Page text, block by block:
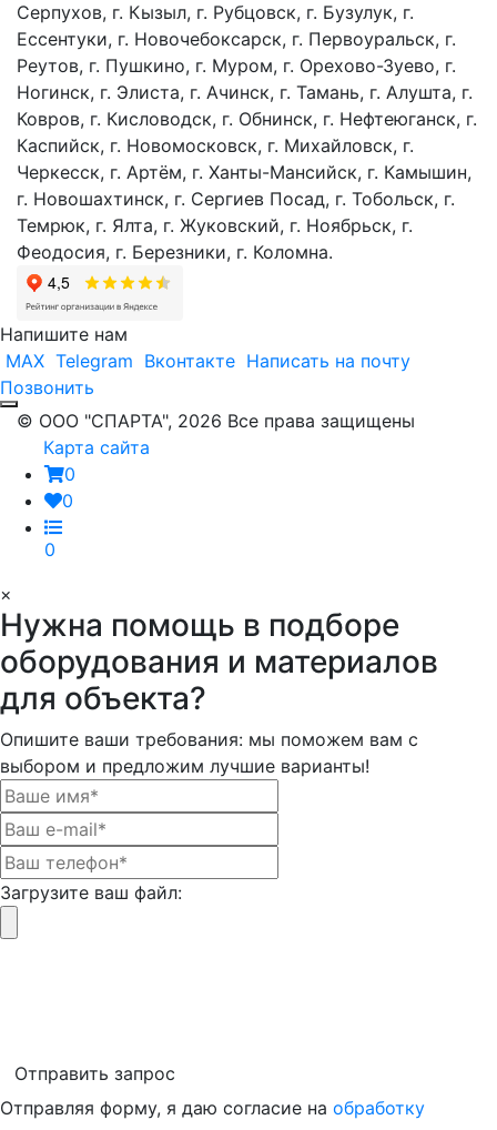
Серпухов, г. Кызыл, г. Рубцовск, г. Бузулук, г.
Ессентуки, г. Новочебоксарск, г. Первоуральск, г.
Реутов, г. Пушкино, г. Муром, г. Орехово-Зуево, г.
Ногинск, г. Элиста, г. Ачинск, г. Тамань, г. Алушта, г.
Ковров, г. Кисловодск, г. Обнинск, г. Нефтеюганск, г.
Каспийск, г. Новомосковск, г. Михайловск, г.
Черкесск, г. Артём, г. Ханты-Мансийск, г. Камышин,
г. Новошахтинск, г. Сергиев Посад, г. Тобольск, г.
Темрюк, г. Ялта, г. Жуковский, г. Ноябрьск, г.
Феодосия, г. Березники, г. Коломна.
Напишите нам
MAX Telegram Вконтакте Написать на почту
Позвонить
© ООО "СПАРТА", 2026 Все права защищены
Карта сайта
0
0
0
×
Нужна помощь в подборе
оборудования и материалов
для объекта?
Опишите ваши требования: мы поможем вам с
выбором и предложим лучшие варианты!
Загрузите ваш файл:
Отправить запрос
Отправляя форму, я даю согласие на обработку